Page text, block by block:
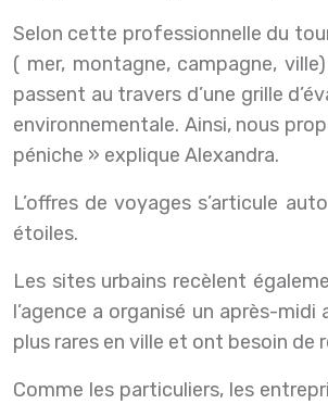
Selon cette professionnelle du
( mer, montagne, campagne,
passent au travers d’une grille
environnementale. Ainsi, nous
péniche » explique Alexandra.
L’offres de voyages s’articule
étoiles.
Les sites urbains recèlent
l’agence a organisé un après-
plus rares en ville et ont besoin
Comme les particuliers, les